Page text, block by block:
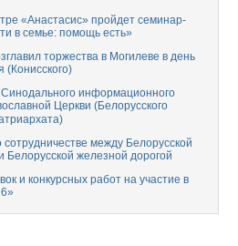
«Анастасис» пройдет семинар-
в семье: помощь есть»
торжества в Могилеве в день
(Конисского)
информационного
Церкви (Белорусского
между Белорусской
Белорусской железной дорогой
и конкурсных работ на участие в